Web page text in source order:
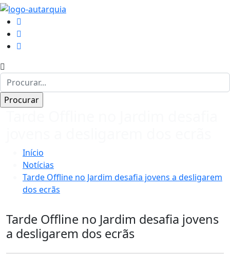
Início
Notícias
Tarde Offline no Jardim desafia jovens a desligarem
dos ecrãs
Tarde Offline no Jardim desafia jovens
a desligarem dos ecrãs